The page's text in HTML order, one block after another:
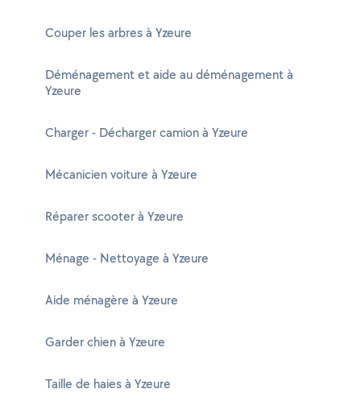
Couper les arbres à Yzeure
Déménagement et aide au déménagement à
Yzeure
Charger - Décharger camion à Yzeure
Mécanicien voiture à Yzeure
Réparer scooter à Yzeure
Ménage - Nettoyage à Yzeure
Aide ménagère à Yzeure
Garder chien à Yzeure
Taille de haies à Yzeure